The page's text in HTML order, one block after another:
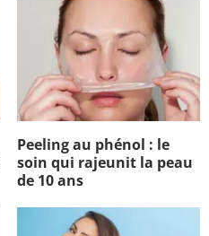
Peeling au phénol : le
soin qui rajeunit la peau
de 10 ans